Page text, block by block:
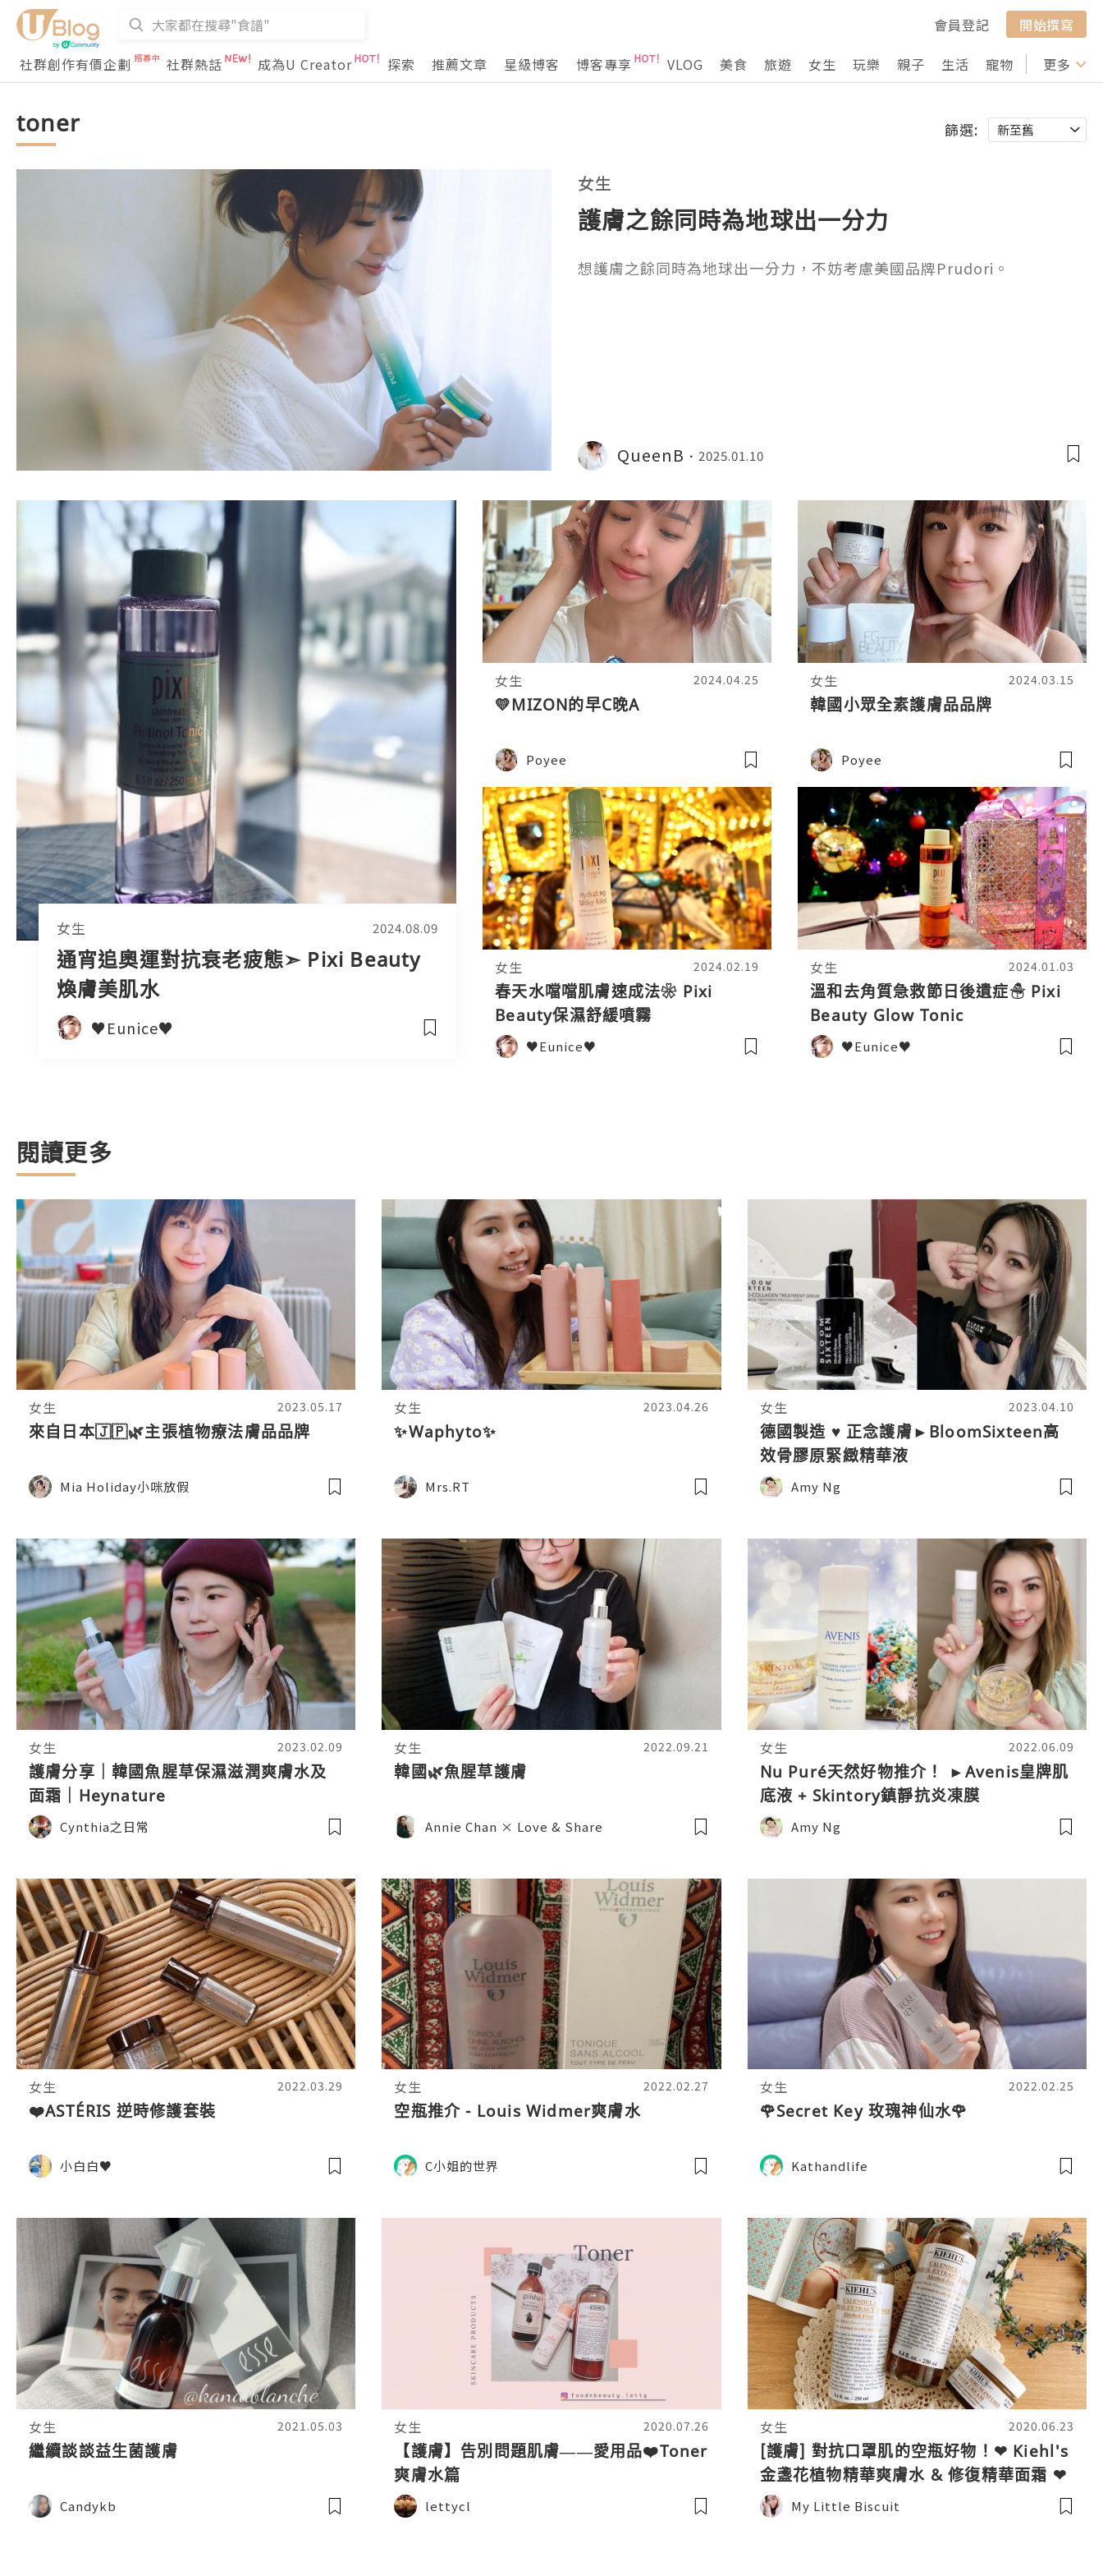
會員登記
開始撰寫
社群創作有價企劃
社群熱話 成為U Creator 探索 推薦文章 星級博客 博客專享 VLOG 美食 旅遊 女生 玩樂 親子 生活 寵物 行山 打卡
更多
toner 篩選:
女生
護膚之餘同時為地球出一分力
想護膚之餘同時為地球出一分力，不妨考慮美國品牌Prudori。
QueenB 2025.01.10
女生 2024.08.09
通宵追奧運對抗衰老疲態➣ Pixi Beauty
煥膚美肌水
♥Eunice♥
女生 2024.04.25
💛MIZON的早C晚A
Poyee
女生 2024.03.15
韓國小眾全素護膚品品牌
Poyee
女生 2024.02.19
春天水噹噹肌膚速成法❀ Pixi
Beauty保濕舒緩噴霧
♥Eunice♥
女生 2024.01.03
溫和去角質急救節日後遺症☃ Pixi
Beauty Glow Tonic
♥Eunice♥
閱讀更多
女生 2023.05.17
來自日本🇯🇵🌿主張植物療法膚品品牌
Mia Holiday小咪放假
女生 2023.04.26
✨Waphyto✨
Mrs.RT
女生 2023.04.10
德國製造 ♥ 正念護膚►BloomSixteen高
效骨膠原緊緻精華液
Amy Ng
女生 2023.02.09
護膚分享｜韓國魚腥草保濕滋潤爽膚水及
面霜｜Heynature
Cynthia之日常
女生 2022.09.21
韓國🌿魚腥草護膚
Annie Chan × Love & Share
女生 2022.06.09
Nu Puré天然好物推介！ ►Avenis皇牌肌
底液 + Skintory鎮靜抗炎凍膜
Amy Ng
女生 2022.03.29
❤️ASTÉRIS 逆時修護套裝
小白白♥
女生 2022.02.27
空瓶推介 - Louis Widmer爽膚水
C小姐的世界
女生 2022.02.25
🌹Secret Key 玫瑰神仙水🌹
Kathandlife
女生 2021.05.03
繼續談談益生菌護膚
Candykb
女生 2020.07.26
【護膚】告別問題肌膚——愛用品❤️Toner
爽膚水篇
lettycl
女生 2020.06.23
[護膚] 對抗口罩肌的空瓶好物！❤ Kiehl's
金盞花植物精華爽膚水 & 修復精華面霜 ❤
My Little Biscuit